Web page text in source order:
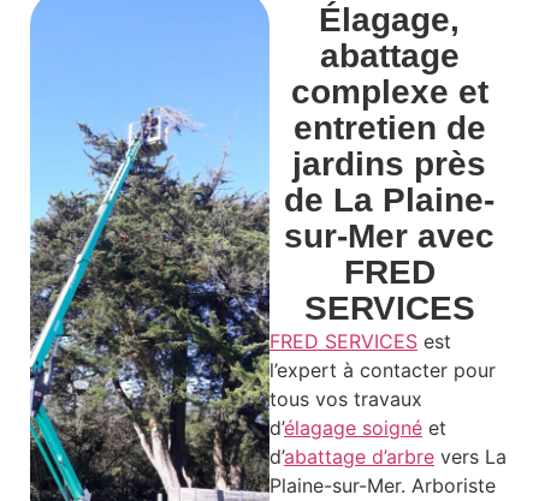
Élagage,
abattage
complexe et
entretien de
jardins près
de La Plaine-
sur-Mer avec
FRED
SERVICES
FRED SERVICES est
l’expert à contacter pour
tous vos travaux
d’élagage soigné et
d’abattage d’arbre vers La
Plaine-sur-Mer. Arboriste